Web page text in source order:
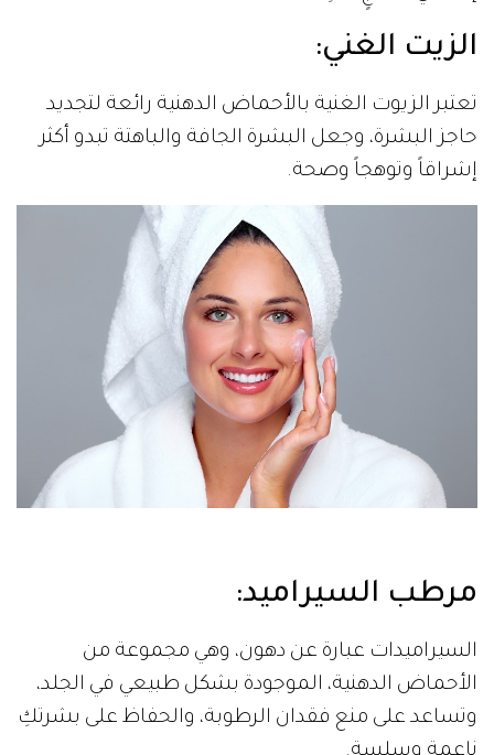
الزيت الغني:
تعتبر الزيوت الغنية بالأحماض الدهنية رائعة لتجديد
حاجز البشرة، وجعل البشرة الجافة والباهتة تبدو أكثر
إشراقاً وتوهجاً وصحة.
مرطب السيراميد:
السيراميدات عبارة عن دهون، وهي مجموعة من
الأحماض الدهنية، الموجودة بشكل طبيعي في الجلد،
وتساعد على منع فقدان الرطوبة، والحفاظ على بشرتكِ